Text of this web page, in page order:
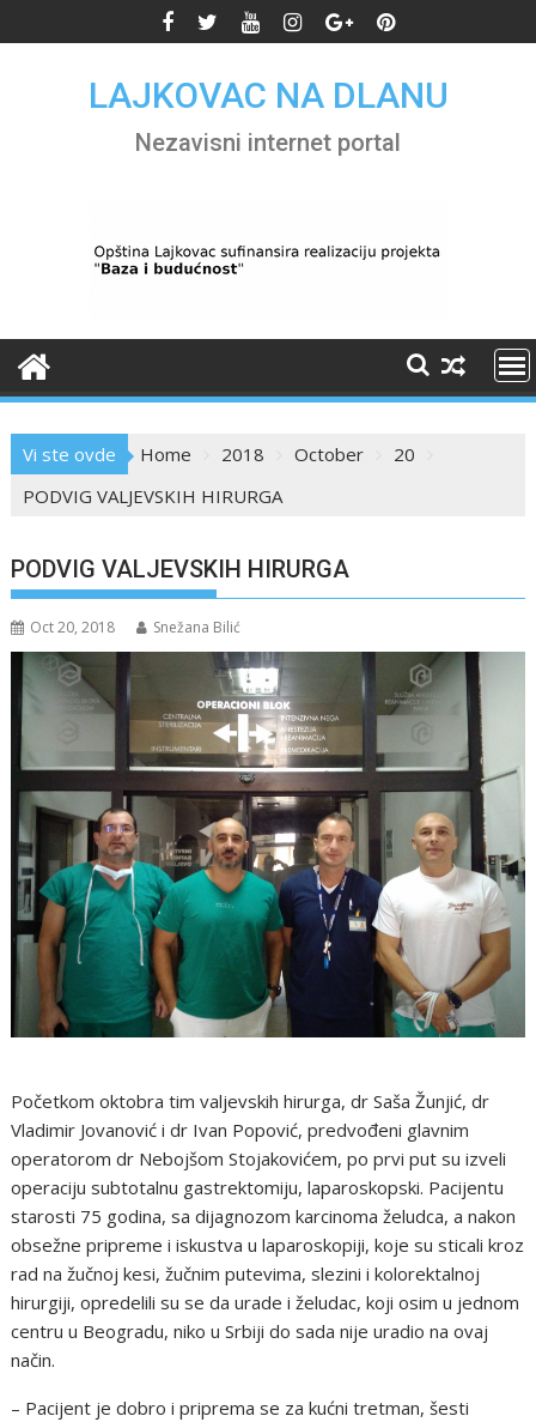
to
LAJKOVAC NA DLANU
Nezavisni internet portal
Vi ste ovde Home 2018 October
20
PODVIG VALJEVSKIH HIRURGA
PODVIG VALJEVSKIH HIRURGA
Oct 20, 2018 Snežana Bilić
Početkom oktobra tim valjevskih hirurga, dr Saša Žunjić, dr
Vladimir Jovanović i dr Ivan Popović, predvođeni glavnim
operatorom dr Nebojšom Stojakovićem, po prvi put su izveli
operaciju subtotalnu gastrektomiju, laparoskopski. Pacijentu
starosti 75 godina, sa dijagnozom karcinoma želudca, a nakon
obsežne pripreme i iskustva u laparoskopiji, koje su sticali kroz
rad na žučnoj kesi, žučnim putevima, slezini i kolorektalnoj
hirurgiji, opredelili su se da urade i želudac, koji osim u jednom
centru u Beogradu, niko u Srbiji do sada nije uradio na ovaj
način.
– Pacijent je dobro i priprema se za kućni tretman, šesti